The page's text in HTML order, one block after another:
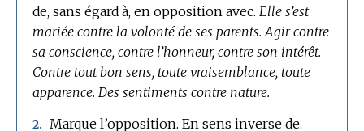
de, sans égard à, en opposition avec. Elle s’est
mariée contre la volonté de ses parents. Agir contre
sa conscience, contre l’honneur, contre son intérêt.
Contre tout bon sens, toute vraisemblance, toute
apparence. Des sentiments contre nature.
2. Marque l’opposition.En sens inverse de.